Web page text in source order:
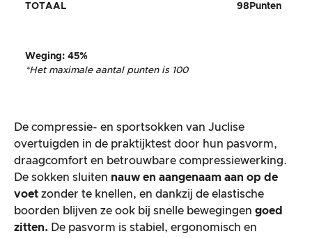
TOTAAL 98 Punten
Weging: 45%
*Het maximale aantal punten is 100
De compressie- en sportsokken van Juclise
overtuigden in de praktijktest door hun pasvorm,
draagcomfort en betrouwbare compressiewerking.
De sokken sluiten nauw en aangenaam aan op de
voet zonder te knellen, en dankzij de elastische
boorden blijven ze ook bij snelle bewegingen goed
zitten. De pasvorm is stabiel, ergonomisch en